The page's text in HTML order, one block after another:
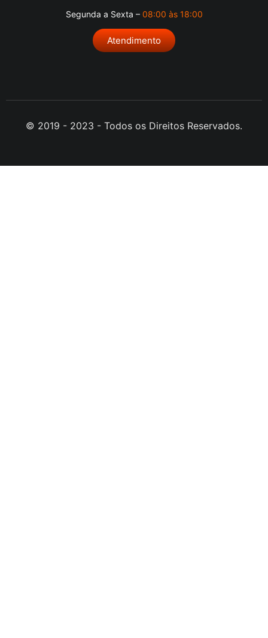
Segunda a Sexta – 08:00 às 18:00
Atendimento
© 2019 - 2023 - Todos os Direitos Reservados.